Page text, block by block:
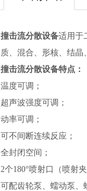
撞击流分散设备适用于
质、混合、形核、结晶
撞击流分散设备特点：
温度可调；
超声波强度可调；
动率可调；
可不间断连续反应；
全封闭空间；
2个180°喷射口（喷射
可配齿轮泵、蠕动泵、